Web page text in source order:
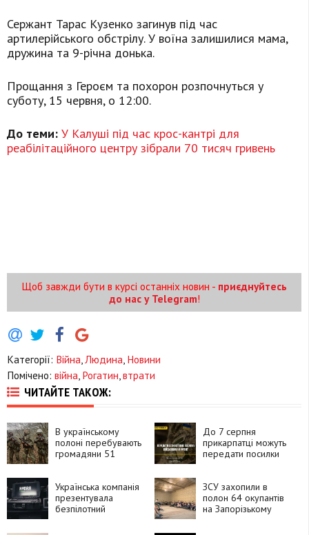
Сержант Тарас Кузенко загинув під час
артилерійського обстрілу. У воїна залишилися мама,
дружина та 9-річна донька.
Прощання з Героєм та похорон розпочнуться у
суботу, 15 червня, о 12:00.
До теми: У Калуші під час крос-кантрі для
реабілітаційного центру зібрали 70 тисяч гривень
Щоб завжди бути в курсі останніх новин - приєднуйтесь
до нас у Telegram!
Категорії: Війна Людина Новини
Помічено: війна Рогатин втрати
ЧИТАЙТЕ ТАКОЖ:
В українському
полоні перебувають
громадяни 51
До 7 серпня
прикарпатці можуть
передати посилки
Українська компанія
презентувала
безпілотний
ЗСУ захопили в
полон 64 окупантів
на Запорізькому